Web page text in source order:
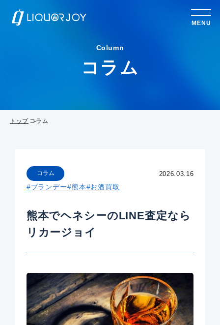
MENU
Column
コラム
トップ コラム
2026.03.16
コラム
#ブランデー#熊本#お酒買取
熊本でヘネシーのLINE査定なら
リカージョイ